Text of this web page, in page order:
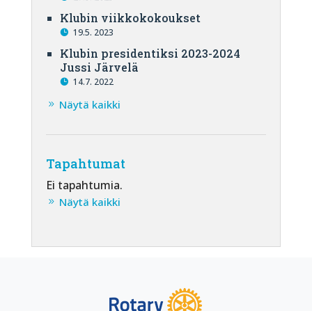
Klubin viikkokokoukset
19.5. 2023
Klubin presidentiksi 2023-2024
Jussi Järvelä
14.7. 2022
Näytä kaikki
Tapahtumat
Ei tapahtumia.
Näytä kaikki